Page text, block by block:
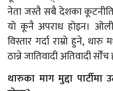
नेता जस्तै सबै देशका
यो कूनै अपराध होइन।
विस्तार गर्दा राम्रो हुने,
ठान्ने जातिवादी अतिवादी
थारुका माग मुद्दा